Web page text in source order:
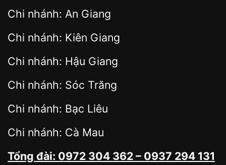
Chi nhánh: An Giang
Chi nhánh: Kiên Giang
Chi nhánh: Hậu Giang
Chi nhánh: Sóc Trăng
Chi nhánh: Bạc Liêu
Chi nhánh: Cà Mau
Tổng đài: 0972 304 362 – 0937 294 131